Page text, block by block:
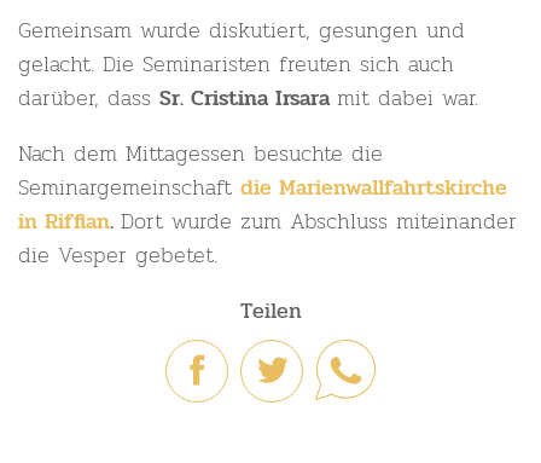
Gemeinsam wurde diskutiert, gesungen und
gelacht. Die Seminaristen freuten sich auch
darüber, dass Sr. Cristina Irsara mit dabei war.
Nach dem Mittagessen besuchte die
Seminargemeinschaft die Marienwallfahrtskirche
in Riffian. Dort wurde zum Abschluss miteinander
die Vesper gebetet.
Teilen